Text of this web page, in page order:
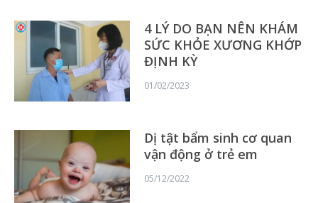
4 LÝ DO BẠN NÊN KHÁM
SỨC KHỎE XƯƠNG KHỚP
ĐỊNH KỲ
01/02/2023
Dị tật bẩm sinh cơ quan
vận động ở trẻ em
05/12/2022